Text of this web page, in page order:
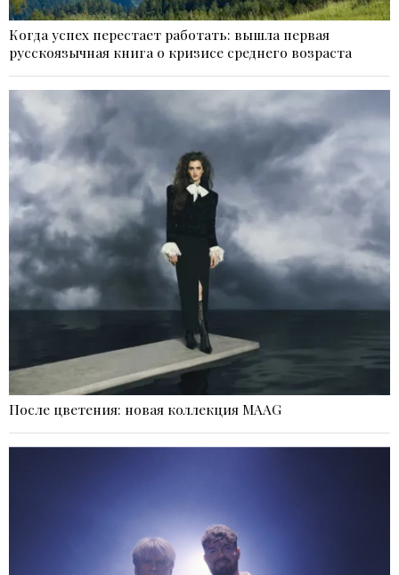
Когда успех перестает работать: вышла первая
русскоязычная книга о кризисе среднего возраста
После цветения: новая коллекция MAAG